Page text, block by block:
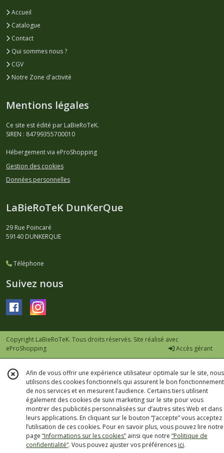
Accueil
Catalogue
Contact
Qui sommes nous ?
CGV
Notre Zone d'activité
Mentions légales
Ce site est édité par LaBieRoTeK.
SIREN : 84799355700010
Hébergement via eProShopping
Gestion des cookies
Données personnelles
LaBieRoTeK DunKerQue
29 Rue Poincaré
59140 DUNKERQUE
Téléphone
Suivez nous
Copyright LaBieRoTeK. Tous droits réservés. Site réalisé avec
eProShopping
Accès gérant
Afin de vous offrir une expérience utilisateur optimale sur le site, nous
utilisons des cookies fonctionnels qui assurent le bon fonctionnement
de nos services et en mesurent l’audience. Certains tiers utilisent
également des cookies de suivi marketing sur le site pour vous
montrer des publicités personnalisées sur d’autres sites Web et dans
leurs applications. En cliquant sur le bouton “J’accepte” vous acceptez
l’utilisation de ces cookies. Pour en savoir plus, vous pouvez lire notre
page “Informations sur les cookies” ainsi que notre “Politique de
confidentialité“. Vous pouvez ajuster vos préférences ici.